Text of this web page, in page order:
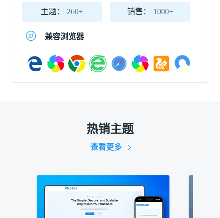
主题： 260+ 销售： 1000+
兼容浏览器
热销主题
查看更多